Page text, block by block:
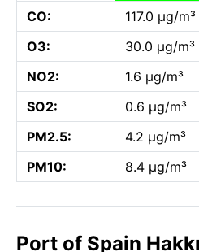
CO:
117.0 µg/m³
O3:
30.0 µg/m³
NO2:
1.6 µg/m³
SO2:
0.6 µg/m³
PM2.5:
4.2 µg/m³
PM10:
8.4 µg/m³
Port of Spain